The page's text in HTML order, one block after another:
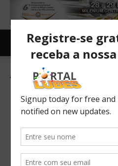
Tag: sulfato de níquel